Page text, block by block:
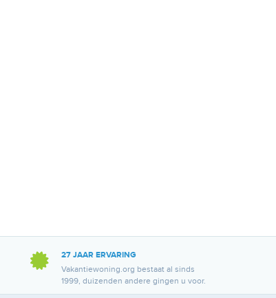
27 JAAR ERVARING
Vakantiewoning.org bestaat al sinds
1999, duizenden andere gingen u voor.